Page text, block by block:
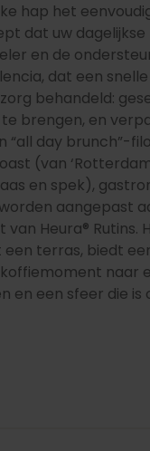
hap het
dat uw
en de
dat een
behandeld:
brengen, en
day brunch”-
(van
en spek),
aangepast
Heura® Rutins.
een terras, biedt
naar
en een sfeer die